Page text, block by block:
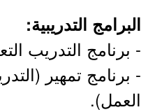
البرامج التدريبية:
- برنامج التدريب
- برنامج تمهير
العمل).